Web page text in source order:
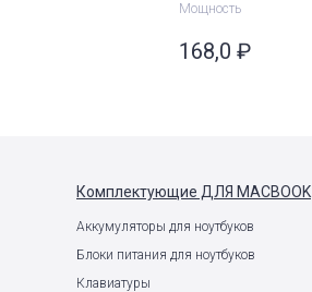
Мощность
168,0 ₽
Комплектующие ДЛЯ MACBOOK
Аккумуляторы для ноутбуков
Блоки питания для ноутбуков
Клавиатуры